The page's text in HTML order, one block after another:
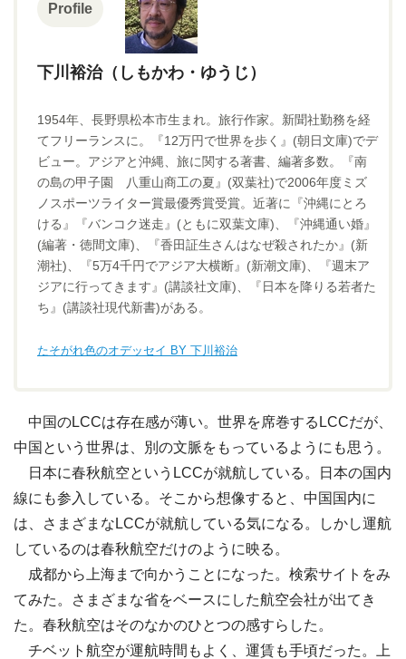
Profile
下川裕治（しもかわ・ゆうじ）
1954年、長野県松本市生まれ。旅行作家。新聞社勤務を経
てフリーランスに。『12万円で世界を歩く』(朝日文庫)でデ
ビュー。アジアと沖縄、旅に関する著書、編著多数。『南
の島の甲子園 八重山商工の夏』(双葉社)で2006年度ミズ
ノスポーツライター賞最優秀賞受賞。近著に『沖縄にとろ
ける』『バンコク迷走』(ともに双葉文庫)、『沖縄通い婚』
(編著・徳間文庫)、『香田証生さんはなぜ殺されたか』(新
潮社)、『5万4千円でアジア大横断』(新潮文庫)、『週末ア
ジアに行ってきます』(講談社文庫)、『日本を降りる若者た
ち』(講談社現代新書)がある。
たそがれ色のオデッセイ BY 下川裕治
中国のLCCは存在感が薄い。世界を席巻するLCCだが、
中国という世界は、別の文脈をもっているようにも思う。
日本に春秋航空というLCCが就航している。日本の国内
線にも参入している。そこから想像すると、中国国内に
は、さまざまなLCCが就航している気になる。しかし運航
しているのは春秋航空だけのように映る。
成都から上海まで向かうことになった。検索サイトをみ
てみた。さまざまな省をベースにした航空会社が出てき
た。春秋航空はそのなかのひとつの感すらした。
チベット航空が運航時間もよく、運賃も手頃だった。上